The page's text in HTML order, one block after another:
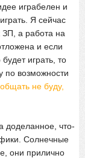
играбелен и
Я сейчас
а работа на
и если
играть, то
по возможности
не буду,
доделанное, что-
Солнечные
они прилично